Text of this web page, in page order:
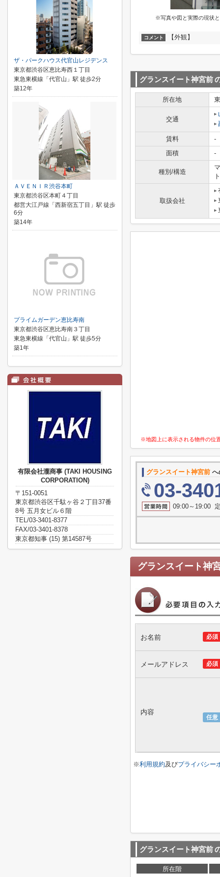
※写真や図と実際の現状
コメント 【外観】
グランスイート神宮前
所在地
交通
賃料
-
面積
-
種別/構造
ト
取扱会社
※地図上に表示される物件の位
グランスイート神宮前 へ
03-
09:00～19:00
グランスイート神
必須
お名前
必須
メールアドレス
任意
内容
※利用規約及びプライバシー
グランスイート神宮前
所在階
ザ・パークハウス代官山レジデンス
東京都渋谷区恵比寿西１丁目
東急東横線「代官山」駅 徒歩2分
築12年
ＡＶＥＮＩＲ渋谷本町
東京都渋谷区本町４丁目
都営大江戸線「西新宿五丁目」駅 徒歩
6分
築14年
プライムガーデン恵比寿南
東京都渋谷区恵比寿南３丁目
東急東横線「代官山」駅 徒歩5分
築1年
有限会社瀧商事 (TAKI HOUSING
CORPORATION)
〒151-0051
東京都渋谷区千駄ヶ谷２丁目37番
8号 五月女ビル６階
TEL/03-3401-8377
FAX/03-3401-8378
東京都知事 (15) 第14587号